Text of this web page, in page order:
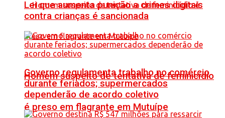
Homem suspeito de tentativa de feminicídio
é preso em flagrante em Mutuípe
Lei que aumenta punição a crimes digitais
contra crianças é sancionada
Governo regulamenta trabalho no comércio
durante feriados; supermercados
dependerão de acordo coletivo